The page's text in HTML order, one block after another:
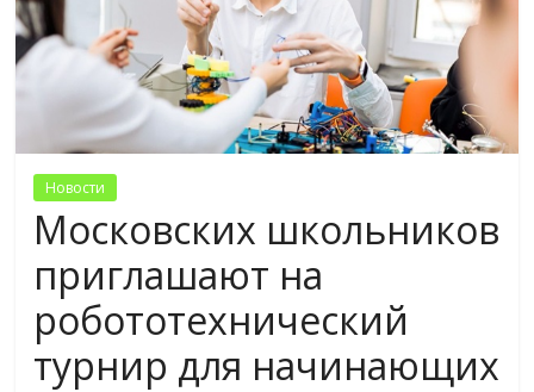
Новости
Московских школьников
приглашают на
робототехнический
турнир для начинающих